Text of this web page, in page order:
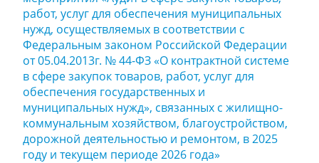
работ, услуг для обеспечения муниципальных
нужд, осуществляемых в соответствии с
Федеральным законом Российской Федерации
от 05.04.2013г. № 44-ФЗ «О контрактной системе
в сфере закупок товаров, работ, услуг для
обеспечения государственных и
муниципальных нужд», связанных с жилищно-
коммунальным хозяйством, благоустройством,
дорожной деятельностью и ремонтом, в 2025
году и текущем периоде 2026 года»